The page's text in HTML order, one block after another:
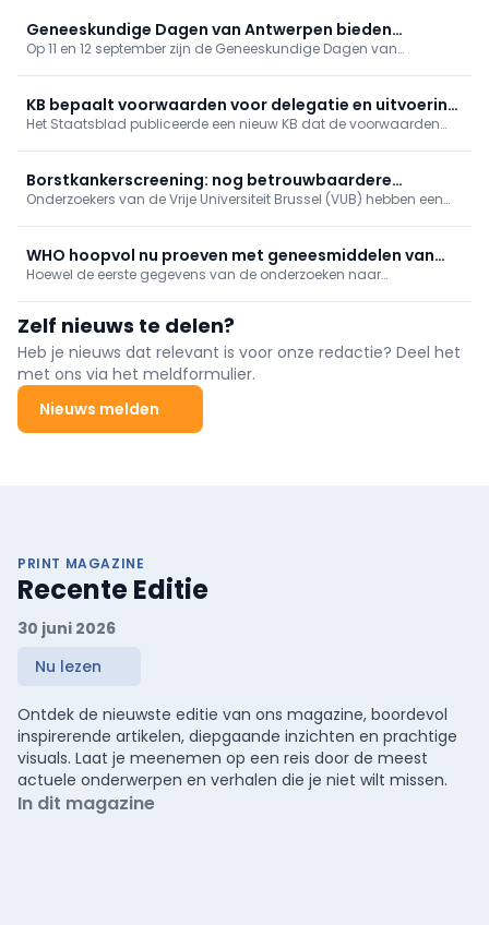
Geneeskundige Dagen van Antwerpen bieden
gevarieerd programma
Op 11 en 12 september zijn de Geneeskundige Dagen van
nood- en rampgeneeskunde.
KB bepaalt voorwaarden voor delegatie en uitvoering
van verpleegkundige handelingen in het kader van een
gestructureerd zorgteam
Het Staatsblad publiceerde een nieuw KB dat de voorwaarden
Borstkankerscreening: nog betrouwbaardere
simulatiemodellen
Onderzoekers van de Vrije Universiteit Brussel (VUB) hebben een
borstkankerscreening.
WHO hoopvol nu proeven met geneesmiddelen van
start gaan
Hoewel de eerste gegevens van de onderzoeken naar
getroffenen. Dat liet de Wereldgezondheidsorganisatie (WHO)
dinsdag weten.
Zelf nieuws te delen?
Heb je nieuws dat relevant is voor onze redactie? Deel het
met ons via het meldformulier.
Nieuws melden
PRINT MAGAZINE
Recente Editie
30 juni 2026
Nu lezen
Ontdek de nieuwste editie van ons magazine, boordevol
inspirerende artikelen, diepgaande inzichten en prachtige
visuals. Laat je meenemen op een reis door de meest
actuele onderwerpen en verhalen die je niet wilt missen.
In dit magazine